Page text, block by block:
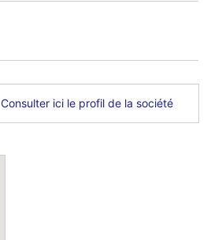
Consulter ici le profil de la société